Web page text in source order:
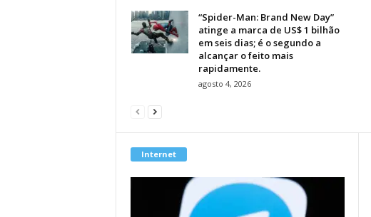
“Spider-Man: Brand New Day”
atinge a marca de US$ 1 bilhão
em seis dias; é o segundo a
alcançar o feito mais
rapidamente.
agosto 4, 2026
Internet